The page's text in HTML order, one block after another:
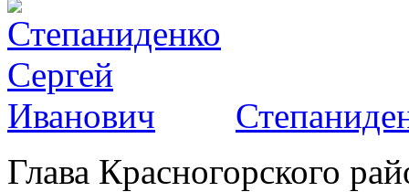
Глава Красногорского